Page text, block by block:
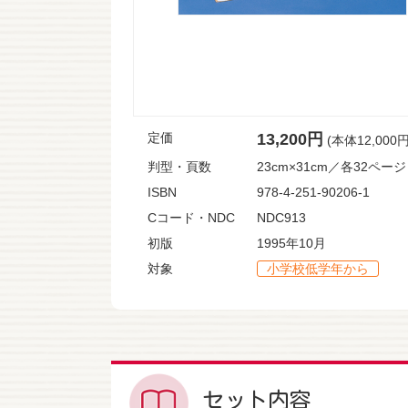
定価 13,200円 (本体12,000
判型・頁数
23cm×31cm／各32ページ
ISBN
978-4-251-90206-1
Cコード・NDC
NDC913
初版
1995年10月
対象
小学校低学年から
セット内容